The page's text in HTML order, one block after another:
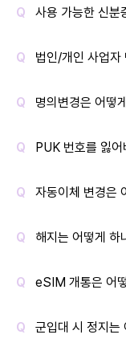
사용 가능한 신분
법인/개인 사업자
명의변경은 어떻
PUK 번호를 잃
자동이체 변경은
해지는 어떻게 하
eSIM 개통은 어
군입대 시 정지는